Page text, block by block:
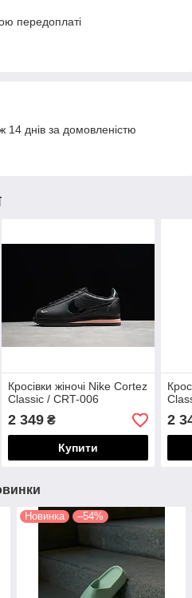
передоплаті
днів за домовленістю
Кросівки жіночі Nike Cortez
Classic / CRT-006
2 349₴
Купити
2
Новинка –54%